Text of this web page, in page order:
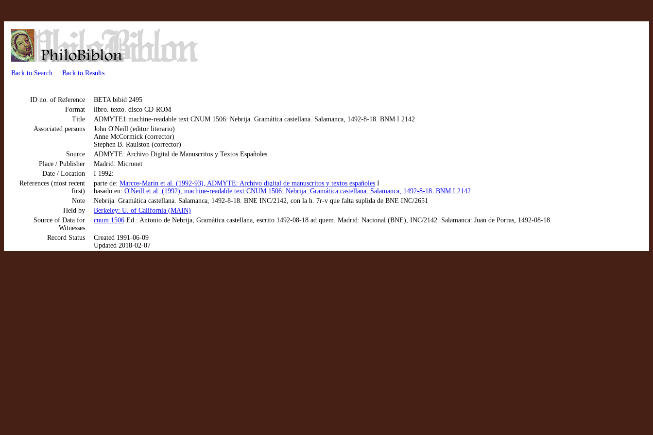
Back to Search Back to Results
ID no. of Reference
BETA bibid 2495
Format
libro. texto. disco CD-ROM
Title
ADMYTE1 machine-readable text CNUM 1506: Nebrija. Gramática castellana. Salamanca, 1492-8-18. BNM I 2142
Associated persons
John O'Neill (editor literario)
Anne McCormick (corrector)
Stephen B. Raulston (corrector)
Source
ADMYTE: Archivo Digital de Manuscritos y Textos Españoles
Place / Publisher
Madrid: Micronet
Date / Location
I 1992:
References (most recent
first)
parte de: Marcos-Marín et al. (1992-93), ADMYTE: Archivo digital de manuscritos y textos españoles I
basado en: O'Neill et al. (1992), machine-readable text CNUM 1506: Nebrija. Gramática castellana. Salamanca, 1492-8-18. BNM I 2142
Note
Nebrija. Gramática castellana. Salamanca, 1492-8-18. BNE INC/2142, con la h. 7r-v que falta suplida de BNE INC/2651
Held by
Berkeley: U. of California (MAIN)
Source of Data for
Witnesses
cnum 1506 Ed.: Antonio de Nebrija, Gramática castellana, escrito 1492-08-18 ad quem. Madrid: Nacional (BNE), INC/2142. Salamanca: Juan de Porras, 1492-08-18.
Record Status
Created 1991-06-09
Updated 2018-02-07